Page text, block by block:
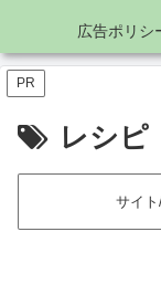
広告ポリシ
PR
レシピ
サイト